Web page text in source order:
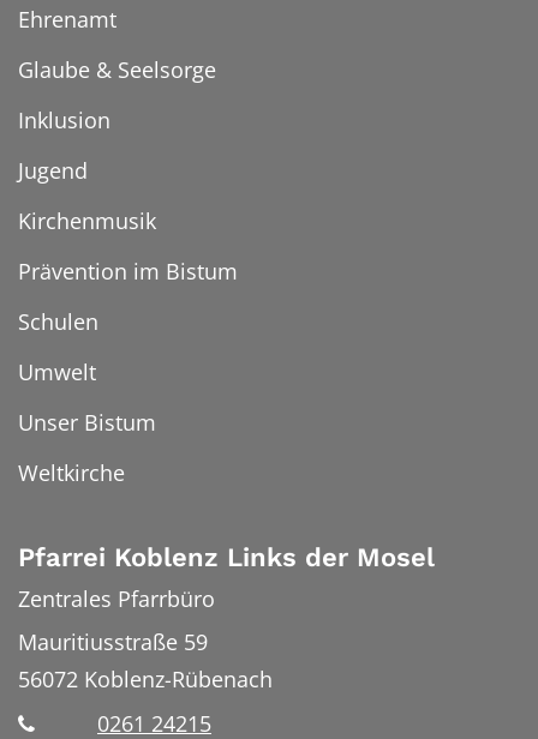
Ehrenamt
Glaube & Seelsorge
Inklusion
Jugend
Kirchenmusik
Prävention im Bistum
Schulen
Umwelt
Unser Bistum
Weltkirche
Pfarrei Koblenz Links der Mosel
Zentrales Pfarrbüro
Mauritiusstraße 59
56072 Koblenz-Rübenach
0261 24215